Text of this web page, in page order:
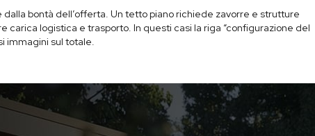
bontà dell’offerta. Un tetto piano richiede zavorre e strutture
carica logistica e trasporto. In questi casi la riga “configurazione del
immagini sul totale.